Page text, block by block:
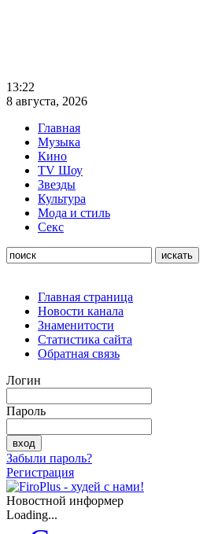
13:22
8 августа, 2026
Главная
Музыка
Кино
TV Шоу
Звезды
Культура
Мода и стиль
Секс
Главная страница
Новости канала
Знаменитости
Статистика сайта
Обратная связь
Логин
Пароль
Забыли пароль?
Регистрация
Новостной информер
Loading...